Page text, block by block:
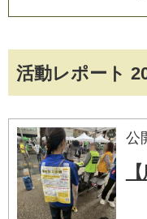
活動レポート
公